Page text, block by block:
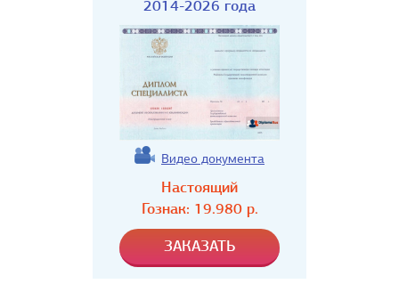
2014-2026 года
Видео документа
Настоящий
Гознак: 19.980р.